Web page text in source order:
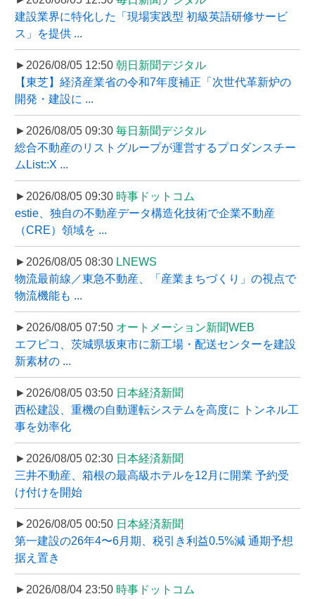
建設業界に特化した「現場実践型 初級英語研修サービ
ス」を提供 ...
►2026/08/05 12:50 朝日新聞デジタル
【東芝】経済産業省の令和7年度補正「次世代革新炉の
開発・建設に ...
►2026/08/05 09:30 毎日新聞デジタル
総合不動産のリストグループが運営するプロダンスチー
ムList::X ...
►2026/08/05 09:30 時事ドットコム
estie、独自の不動産データ構造化技術で企業不動産
（CRE）領域を ...
►2026/08/05 08:30 LNEWS
物流最前線／東急不動産、「産業まちづくり」の視点で
物流機能も ...
►2026/08/05 07:50 オートメーション新聞WEB
エフピコ、茨城県坂東市に新工場・配送センターを建設
新素材の ...
►2026/08/05 03:50 日本経済新聞
西松建設、重機の自動運転システムを高度に トンネル工
事を効率化
►2026/08/05 02:30 日本経済新聞
三井不動産、箱根の最高級ホテルを12月に開業 予約受
け付けを開始
►2026/08/05 00:50 日本経済新聞
第一建設の26年4〜6月期、税引き利益0.5%減 通期予想
据え置き
►2026/08/04 23:50 時事ドットコム